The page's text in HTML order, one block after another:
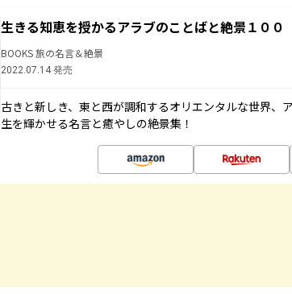
生きる知恵を授かるアラブのことばと絶景１００
BOOKS 旅の名言＆絶景
2022.07.14 発売
古きと新しき、東と西が調和するオリエンタルな世界、
生を輝かせる名言と癒やしの絶景集！